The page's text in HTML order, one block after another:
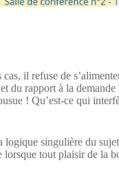
il refuse de
du rapport à la
! Qu’est-ce qui
logique singulière du
tout plaisir de la